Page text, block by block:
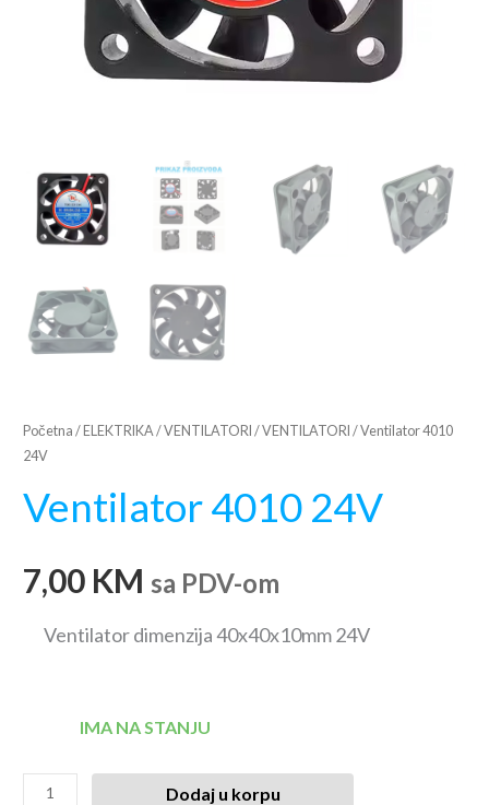
Početna / ELEKTRIKA /VENTILATORI /VENTILATORI / Ventilator 4010
24V
Ventilator 4010 24V
7,00 KM sa PDV-om
Ventilator dimenzija 40x40x10mm 24V
IMA NA STANJU
Dodaj u korpu